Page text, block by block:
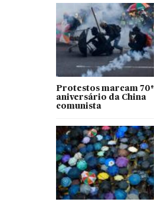
Protestos marcam 70º
aniversário da China
comunista